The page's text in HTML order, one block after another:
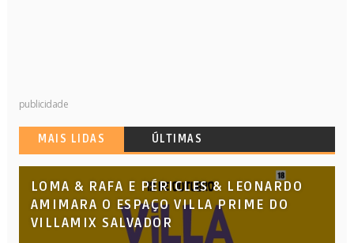
publicidade
MAIS LIDAS ÚLTIMAS
LOMA & RAFA E PÉRICLES & LEONARDO
AMIMARA O ESPAÇO VILLA PRIME DO
VILLAMIX SALVADOR